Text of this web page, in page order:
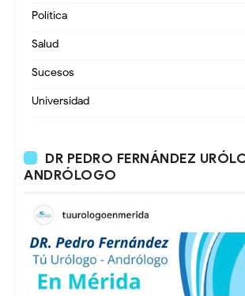
Política
Salud
Sucesos
Universidad
DR PEDRO FERNÁNDEZ
ANDRÓLOGO